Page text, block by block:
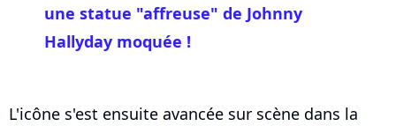
une statue "affreuse" de Johnny
Hallyday moquée !
L'icône s'est ensuite avancée sur scène dans la